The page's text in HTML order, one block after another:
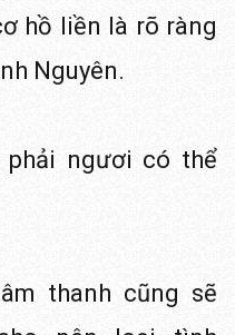
hồ liền là rõ ràng
Nguyên.
phải ngươi có thể
thanh cũng sẽ